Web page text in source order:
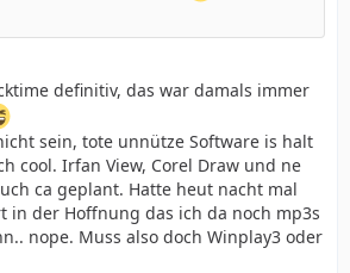
definitiv, das war damals immer
sein, tote unnütze Software is halt
cool. Irfan View, Corel Draw und ne
ca geplant. Hatte heut nacht mal
in der Hoffnung das ich da noch mp3s
nope. Muss also doch Winplay3 oder